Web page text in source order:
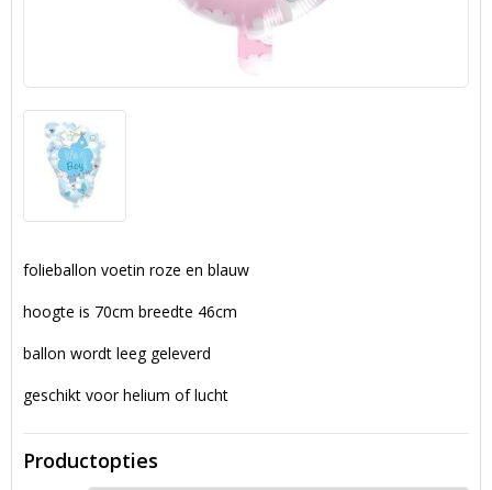
folieballon voetin roze en blauw
hoogte is 70cm breedte 46cm
ballon wordt leeg geleverd
geschikt voor helium of lucht
Productopties